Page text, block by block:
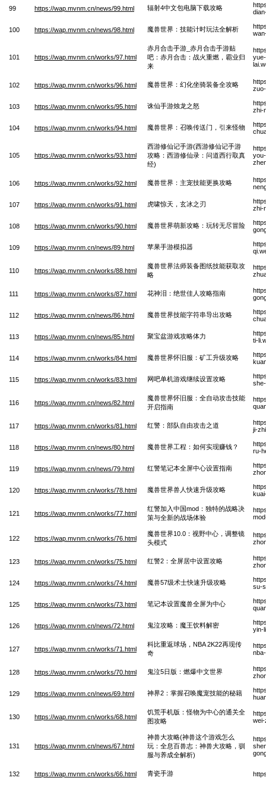
99 https://wap.mvnm.cn/news/99.html 辐射4中文包电脑下载攻略
100 https://wap.mvnm.cn/news/98.html 魔兽世界：技能计时玩法全解析
101 https://wap.mvnm.cn/works/97.html
赤月合击手游_赤月合击手游贴
吧：赤月合击：战火重燃，霸业归
来
102 https://wap.mvnm.cn/works/96.html 魔兽世界：幻化坐骑装备全攻略
103 https://wap.mvnm.cn/works/95.html 诛仙手游烛龙之怒
zhi-
104 https://wap.mvnm.cn/works/94.html 魔兽世界：召唤传送门，引来怪物
105 https://wap.mvnm.cn/works/93.html
西游修仙记手游(西游修仙记手游
攻略：西游修仙录：问道西行取真
经)
106 https://wap.mvnm.cn/works/92.html 魔兽世界：主宠技能更换攻略
107 https://wap.mvnm.cn/works/91.html 虎啸惊天，玄冰之刃
zhi-
108 https://wap.mvnm.cn/works/90.html 魔兽世界萌新攻略：玩转无尽冒险
109 https://wap.mvnm.cn/news/89.html 苹果手游模拟器
110 https://wap.mvnm.cn/works/88.html
魔兽世界法师装备图纸技能获取攻
略
111 https://wap.mvnm.cn/works/87.html 花神泪：绝世佳人攻略指南
112 https://wap.mvnm.cn/news/86.html 魔兽世界技能字符串导出攻略
113 https://wap.mvnm.cn/news/85.html 聚宝盆游戏攻略体力
ti-
114 https://wap.mvnm.cn/works/84.html 魔兽世界怀旧服：矿工升级攻略
115 https://wap.mvnm.cn/works/83.html 网吧单机游戏继续设置攻略
116 https://wap.mvnm.cn/news/82.html
魔兽世界怀旧服：全自动攻击技能
开启指南
117 https://wap.mvnm.cn/works/81.html 红警：部队自由攻击之道
ji-
118 https://wap.mvnm.cn/news/80.html 魔兽世界工程：如何实现赚钱？
ru-
119 https://wap.mvnm.cn/news/79.html 红警笔记本全屏中心设置指南
120 https://wap.mvnm.cn/works/78.html 魔兽世界兽人快速升级攻略
121 https://wap.mvnm.cn/works/77.html
红警加入中国mod：独特的战略决
策与全新的战场体验
122 https://wap.mvnm.cn/works/76.html
魔兽世界10.0：视野中心，调整镜
头模式
123 https://wap.mvnm.cn/works/75.html 红警2：全屏居中设置攻略
124 https://wap.mvnm.cn/works/74.html 魔兽57级术士快速升级攻略
su-
125 https://wap.mvnm.cn/works/73.html 笔记本设置魔兽全屏为中心
126 https://wap.mvnm.cn/news/72.html 鬼泣攻略：魔王饮料解密
yin-
127 https://wap.mvnm.cn/works/71.html
科比重返球场，NBA 2K22再现传
奇
128 https://wap.mvnm.cn/works/70.html 鬼泣5日版：燃爆中文世界
129 https://wap.mvnm.cn/news/69.html 神界2：掌握召唤魔宠技能的秘籍
130 https://wap.mvnm.cn/works/68.html
饥荒手机版：怪物为中心的通关全
图攻略
131 https://wap.mvnm.cn/news/67.html
神兽大攻略(神兽这个游戏怎么
玩：全息百兽志：神兽大攻略，驯
服与养成全解析)
132 https://wap.mvnm.cn/works/66.html 青瓷手游